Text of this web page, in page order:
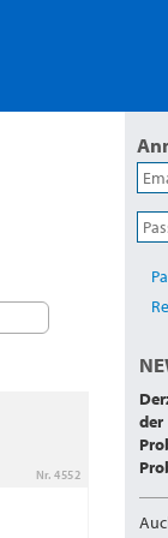
Nr. 4552
der